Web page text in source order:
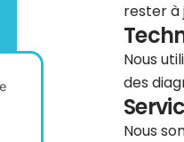
rester à
Nous
des
Nous